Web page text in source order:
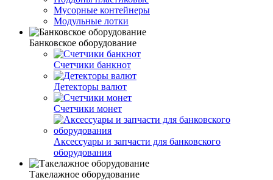
Мусорные контейнеры
Модульные лотки
Банковское оборудование
Счетчики банкнот
Детекторы валют
Счетчики монет
Аксессуары и запчасти для банковского
оборудования
Такелажное оборудование